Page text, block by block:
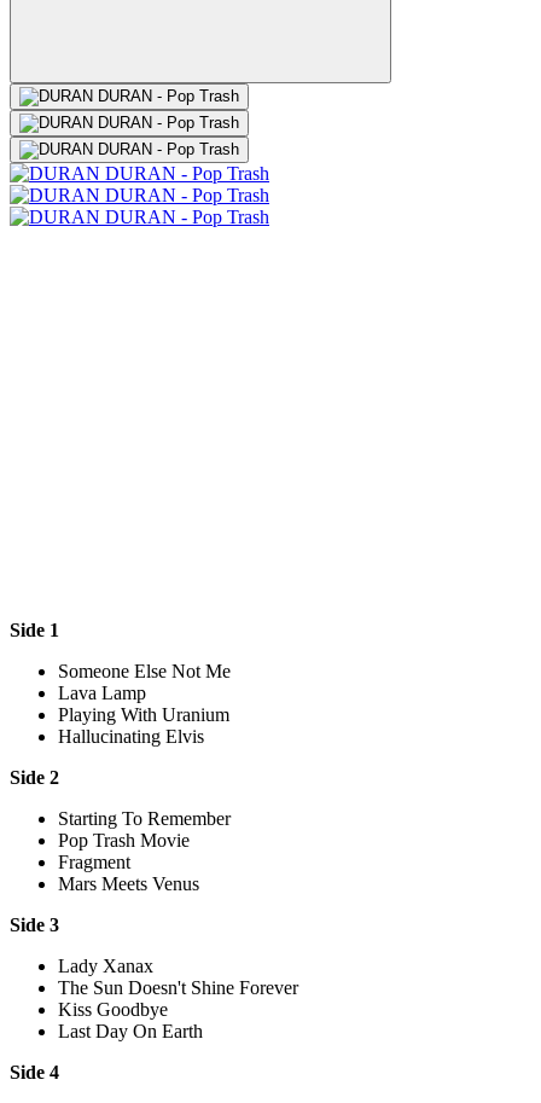
Side 1
Someone Else Not Me
Lava Lamp
Playing With Uranium
Hallucinating Elvis
Side 2
Starting To Remember
Pop Trash Movie
Fragment
Mars Meets Venus
Side 3
Lady Xanax
The Sun Doesn't Shine Forever
Kiss Goodbye
Last Day On Earth
Side 4